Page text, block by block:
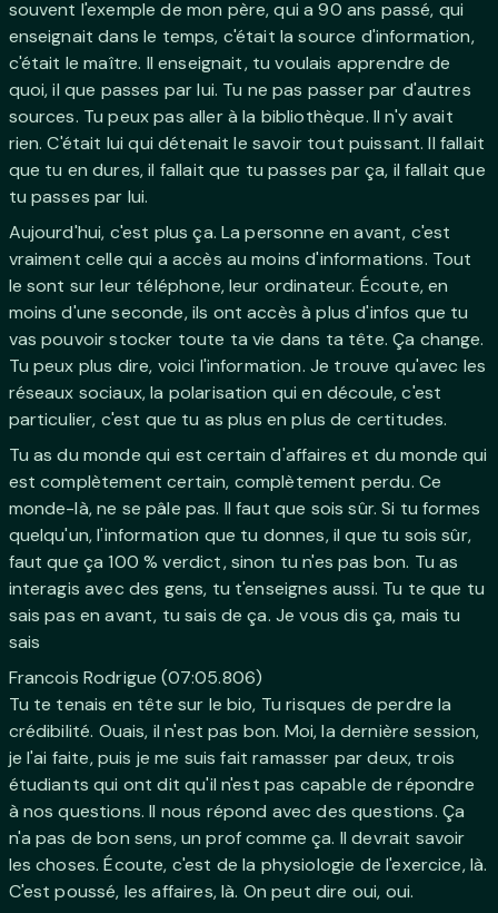
souvent l'exemple de mon père, qui a 90 ans passé, qui
enseignait dans le temps, c'était la source d'information,
c'était le maître. Il enseignait, tu voulais apprendre de
quoi, il que passes par lui. Tu ne pas passer par d'autres
sources. Tu peux pas aller à la bibliothèque. Il n'y avait
rien. C'était lui qui détenait le savoir tout puissant. Il fallait
que tu en dures, il fallait que tu passes par ça, il fallait que
tu passes par lui.
Aujourd'hui, c'est plus ça. La personne en avant, c'est
vraiment celle qui a accès au moins d'informations. Tout
le sont sur leur téléphone, leur ordinateur. Écoute, en
moins d'une seconde, ils ont accès à plus d'infos que tu
vas pouvoir stocker toute ta vie dans ta tête. Ça change.
Tu peux plus dire, voici l'information. Je trouve qu'avec les
réseaux sociaux, la polarisation qui en découle, c'est
particulier, c'est que tu as plus en plus de certitudes.
Tu as du monde qui est certain d'affaires et du monde qui
est complètement certain, complètement perdu. Ce
monde-là, ne se pâle pas. Il faut que sois sûr. Si tu formes
quelqu'un, l'information que tu donnes, il que tu sois sûr,
faut que ça 100 % verdict, sinon tu n'es pas bon. Tu as
interagis avec des gens, tu t'enseignes aussi. Tu te que tu
sais pas en avant, tu sais de ça. Je vous dis ça, mais tu
sais
Francois Rodrigue (07:05.806)
Tu te tenais en tête sur le bio, Tu risques de perdre la
crédibilité. Ouais, il n'est pas bon. Moi, la dernière session,
je l'ai faite, puis je me suis fait ramasser par deux, trois
étudiants qui ont dit qu'il n'est pas capable de répondre
à nos questions. Il nous répond avec des questions. Ça
n'a pas de bon sens, un prof comme ça. Il devrait savoir
les choses. Écoute, c'est de la physiologie de l'exercice, là.
C'est poussé, les affaires, là. On peut dire oui, oui.